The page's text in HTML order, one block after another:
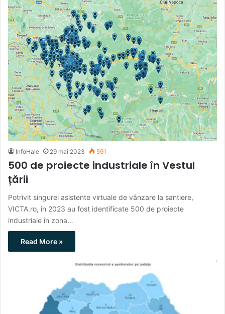
InfoHale 29 mai 2023 591
500 de proiecte industriale în Vestul
țării
Potrivit singurei asistente virtuale de vânzare la șantiere,
VICTA.ro, în 2023 au fost identificate 500 de proiecte
industriale în zona…
Read More »